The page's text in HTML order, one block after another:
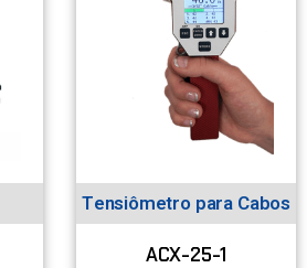
Tensiômetro para Cabos
ACX-25-1